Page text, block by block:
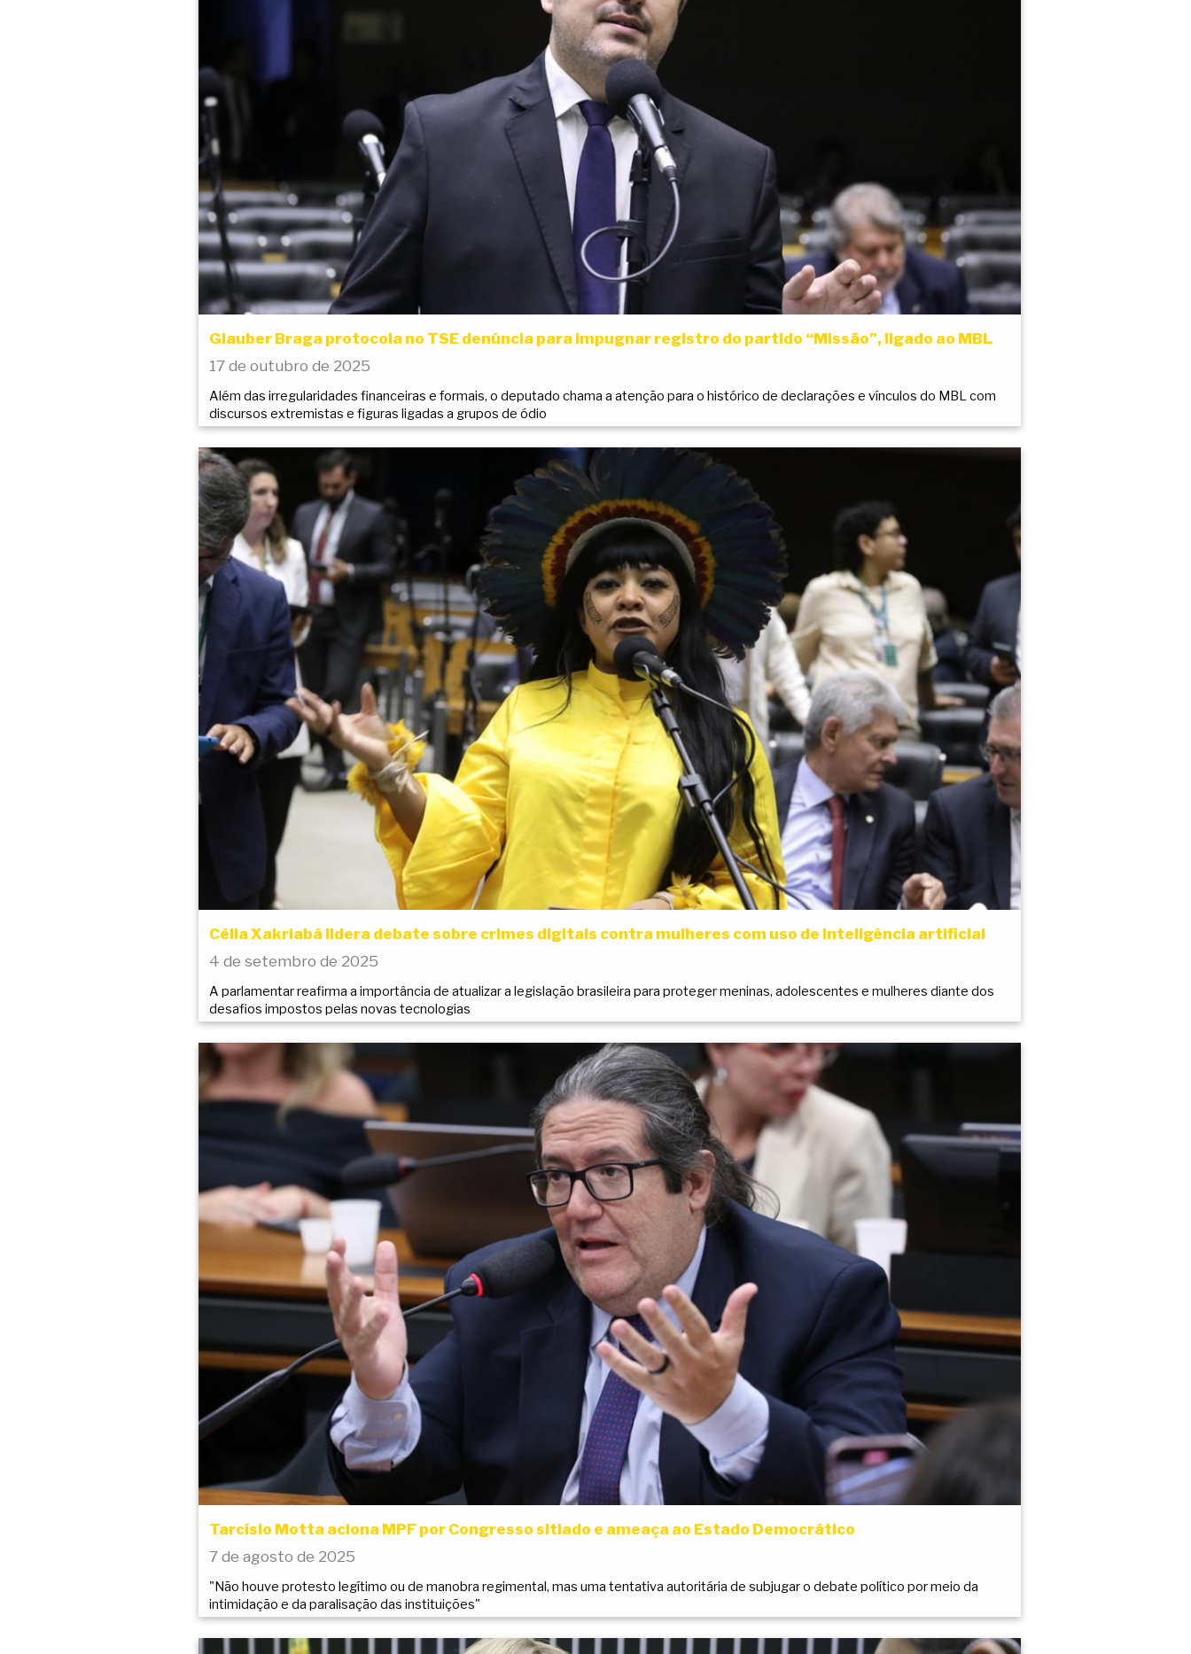
Glauber Braga protocola no TSE denúncia para impugnar registro do partido “Missão”, ligado ao MBL
17 de outubro de 2025
Além das irregularidades financeiras e formais, o deputado chama a atenção para o histórico de declarações e vínculos do MBL com
discursos extremistas e figuras ligadas a grupos de ódio
Célia Xakriabá lidera debate sobre crimes digitais contra mulheres com uso de inteligência artificial
4 de setembro de 2025
A parlamentar reafirma a importância de atualizar a legislação brasileira para proteger meninas, adolescentes e mulheres diante dos
desafios impostos pelas novas tecnologias
Tarcísio Motta aciona MPF por Congresso sitiado e ameaça ao Estado Democrático
7 de agosto de 2025
"Não houve protesto legítimo ou de manobra regimental, mas uma tentativa autoritária de subjugar o debate político por meio da
intimidação e da paralisação das instituições"